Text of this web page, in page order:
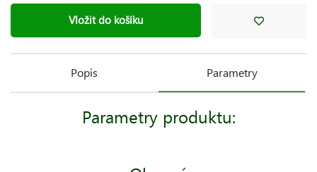
Vložit do košíku
Popis Parametry
Parametry produktu: